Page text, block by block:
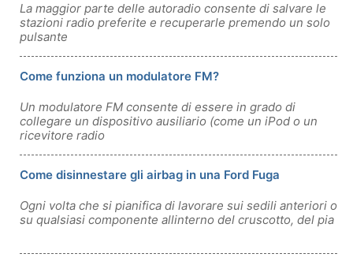
La maggior parte delle autoradio consente di salvare le
stazioni radio preferite e recuperarle premendo un solo
pulsante
Come funziona un modulatore FM?
Un modulatore FM consente di essere in grado di
collegare un dispositivo ausiliario (come un iPod o un
ricevitore radio
Come disinnestare gli airbag in una Ford Fuga
Ogni volta che si pianifica di lavorare sui sedili anteriori o
su qualsiasi componente allinterno del cruscotto, del pia